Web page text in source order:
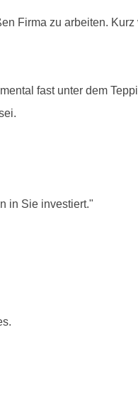
Firma zu arbeiten.
fast unter dem
in Sie investiert."